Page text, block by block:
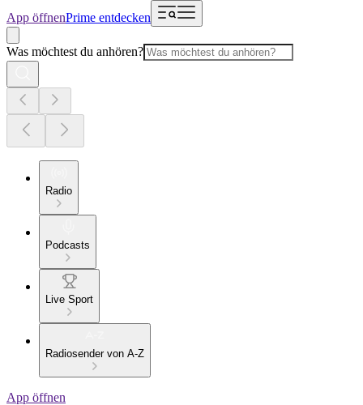
App öffnenPrime entdecken
Was möchtest du anhören?
Radio
Podcasts
Live Sport
Radiosender von A-Z
App öffnen